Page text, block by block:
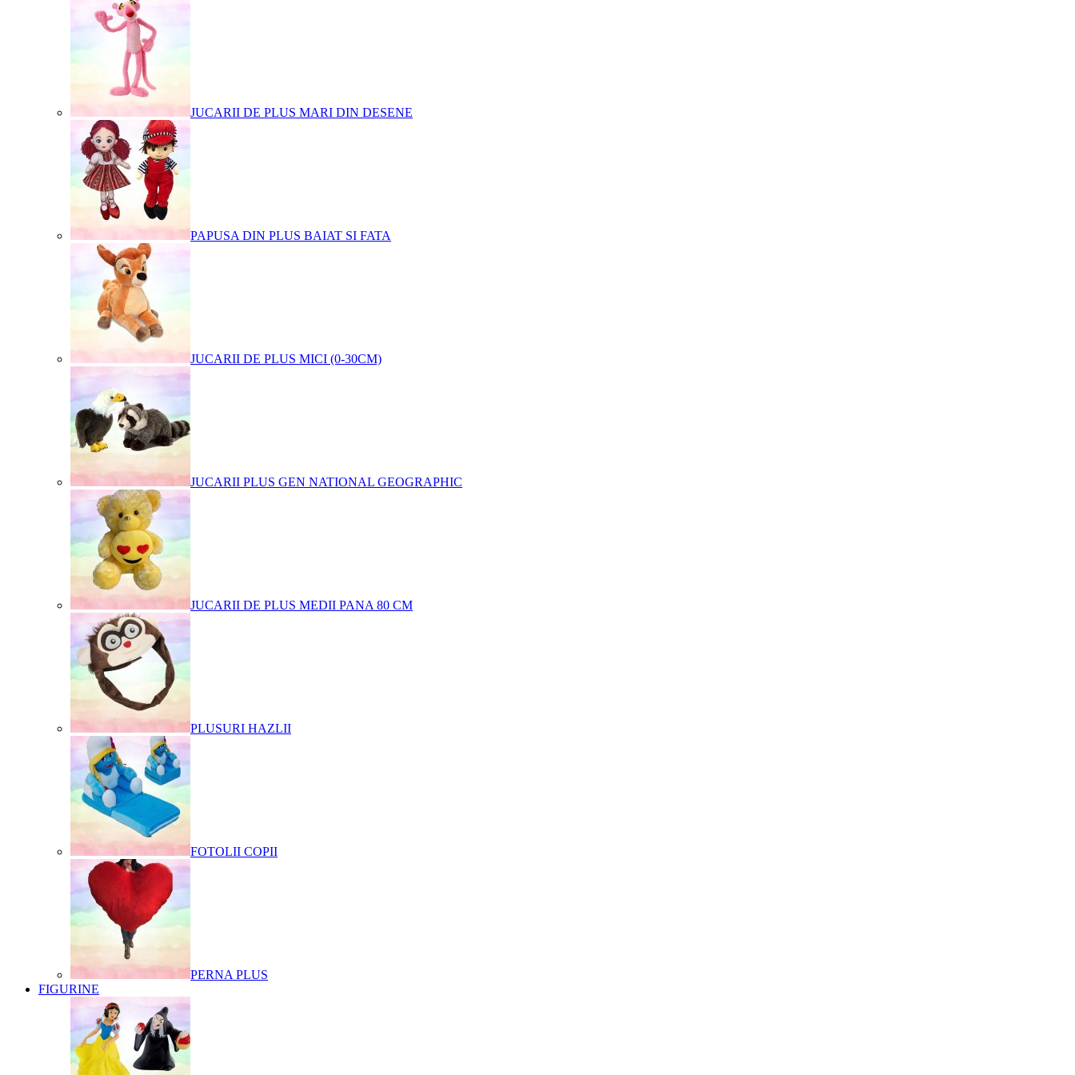
JUCARII DE PLUS MARI DIN DESENE
PAPUSA DIN PLUS BAIAT SI FATA
JUCARII DE PLUS MICI (0-30CM)
JUCARII PLUS GEN NATIONAL GEOGRAPHIC
JUCARII DE PLUS MEDII PANA 80 CM
PLUSURI HAZLII
FOTOLII COPII
PERNA PLUS
FIGURINE